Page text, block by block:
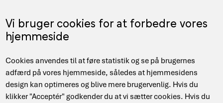
Vi bruger cookies for at forbedre vores
hjemmeside
Cookies anvendes til at føre statistik og se på brugernes
adfærd på vores hjemmeside, således at hjemmesidens
design kan optimeres og blive mere brugervenlig. Hvis du
klikker "Acceptér" godkender du at vi sætter cookies. Hvis du
til
hovedindhold
EN
Main
navigation
Brødkrumme
Hjem Supercomputing (HPC) LUMI Capability HPC